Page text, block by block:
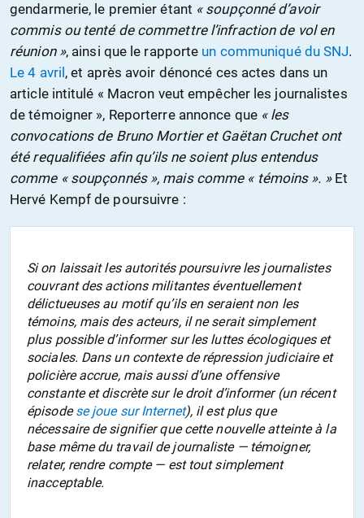
gendarmerie, le premier étant « soupçonné d’avoir
commis ou tenté de commettre l’infraction de vol en
réunion », ainsi que le rapporte un communiqué du SNJ.
Le 4 avril , et après avoir dénoncé ces actes dans un
article intitulé « Macron veut empêcher les journalistes
de témoigner », Reporterre annonce que « les
convocations de Bruno Mortier et Gaëtan Cruchet ont
été requalifiées afin qu’ils ne soient plus entendus
comme « soupçonnés », mais comme « témoins ». »Et
Hervé Kempf de poursuivre :
Si on laissait les autorités poursuivre les journalistes
couvrant des actions militantes éventuellement
délictueuses au motif qu’ils en seraient non les
témoins, mais des acteurs, il ne serait simplement
plus possible d’informer sur les luttes écologiques et
sociales. Dans un contexte de répression judiciaire et
policière accrue, mais aussi d’une offensive
constante et discrète sur le droit d’informer (un récent
épisodese joue sur Internet), il est plus que
nécessaire de signifier que cette nouvelle atteinte à la
base même du travail de journaliste — témoigner,
relater, rendre compte — est tout simplement
inacceptable.